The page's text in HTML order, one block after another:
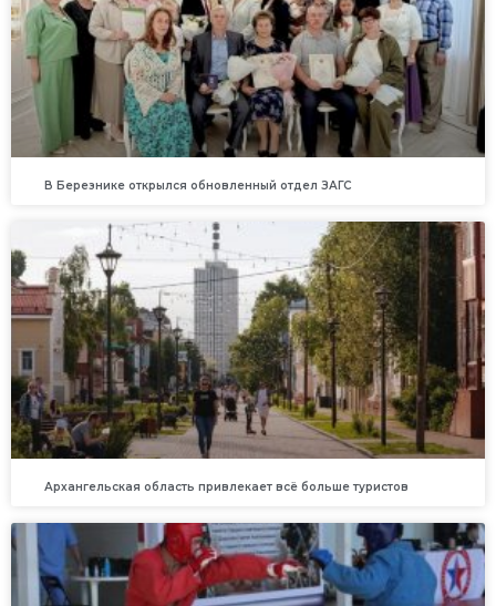
В Березнике открылся обновленный отдел ЗАГС
Архангельская область привлекает всё больше туристов